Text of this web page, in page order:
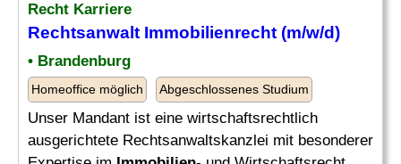
Recht Karriere
Rechtsanwalt Immobilienrecht (m/w/d)
• Brandenburg
Homeoffice möglich Abgeschlossenes Studium
Unser Mandant ist eine wirtschaftsrechtlich
ausgerichtete Rechtsanwaltskanzlei mit besonderer